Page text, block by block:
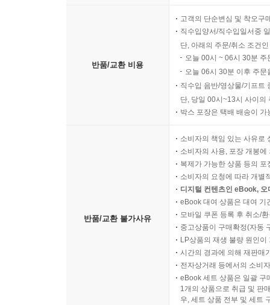
반품/교환 비용
고객의 단순변심 및 착오구
직수입양서/직수입일서중
단, 아래의 주문/취소 조건
오늘 00시 ~ 06시 30분
오늘 06시 30분 이후 주
직수입 음반/영상물/기프트
단, 당일 00시~13시 사이의
박스 포장은 택배 배송이
반품/교환 불가사유
소비자의 책임 있는 사유로
소비자의 사용, 포장 개봉
복제가 가능한 상품 등의
소비자의 요청에 따라 개별
디지털 컨텐츠인 eBook,
eBook 대여 상품은 대여 기
모바일 쿠폰 등록 후 취소/
중고상품이 구매확정(자동
LP상품의 재생 불량 원인
시간의 경과에 의해 재판매
전자상거래 등에서의 소비
eBook 세트 상품은 일괄 구
1개의 상품으로 취급 및 판
우, 세트 상품 전부 및 세트